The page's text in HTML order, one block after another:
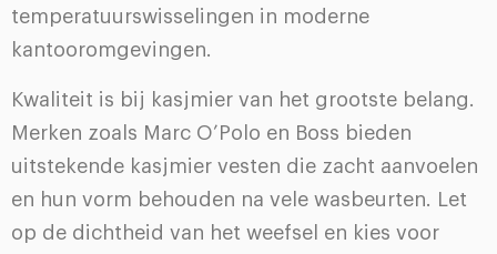
temperatuurswisselingen in moderne
kantooromgevingen.
Kwaliteit is bij kasjmier van het grootste belang.
Merken zoals Marc O’Polo en Boss bieden
uitstekende kasjmier vesten die zacht aanvoelen
en hun vorm behouden na vele wasbeurten. Let
op de dichtheid van het weefsel en kies voor